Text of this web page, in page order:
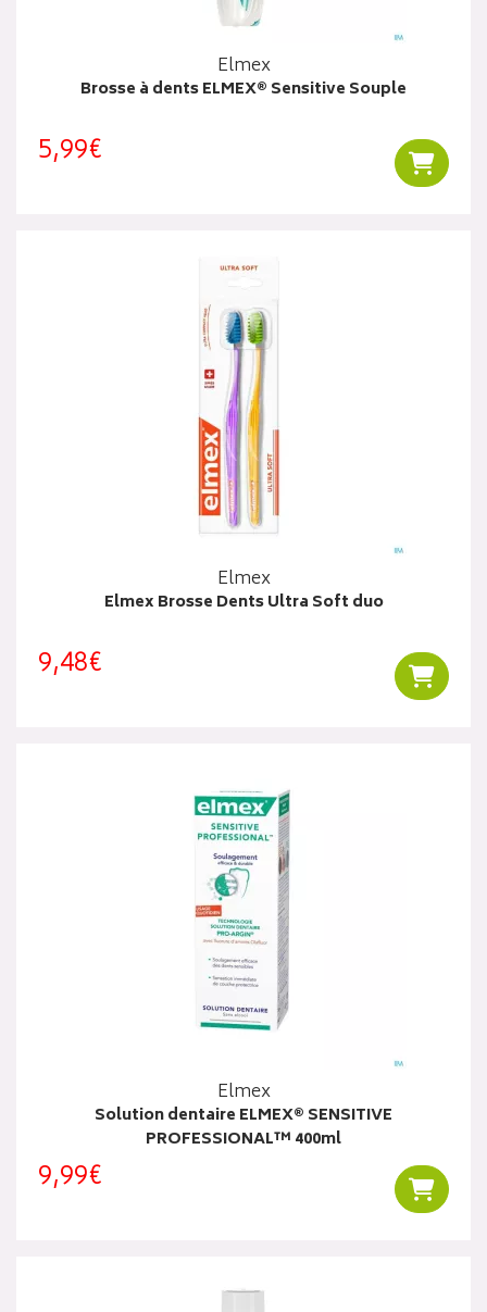
Elmex
Brosse à dents ELMEX® Sensitive Souple
5,99€
Elmex
Elmex Brosse Dents Ultra Soft duo
9,48€
Elmex
Solution dentaire ELMEX® SENSITIVE
PROFESSIONAL™ 400ml
9,99€